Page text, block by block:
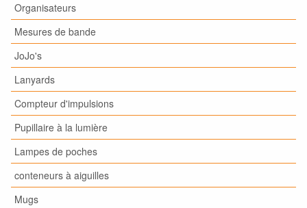
Organisateurs
Mesures de bande
JoJo's
Lanyards
Compteur d'impulsions
Pupillaire à la lumière
Lampes de poches
conteneurs à aiguilles
Mugs